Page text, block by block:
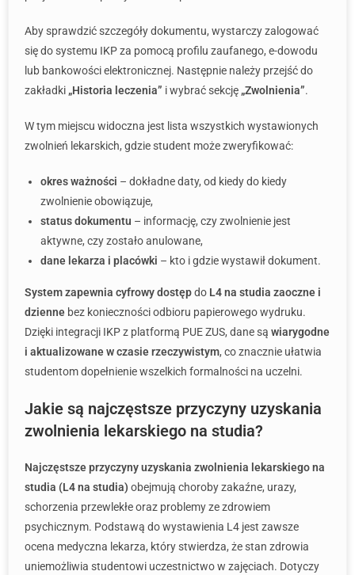
Aby sprawdzić szczegóły dokumentu, wystarczy zalogować
się do systemu IKP za pomocą profilu zaufanego, e-dowodu
lub bankowości elektronicznej. Następnie należy przejść do
zakładki „Historia leczenia” i wybrać sekcję „Zwolnienia”.
W tym miejscu widoczna jest lista wszystkich wystawionych
zwolnień lekarskich, gdzie student może zweryfikować:
okres ważności – dokładne daty, od kiedy do kiedy
zwolnienie obowiązuje,
status dokumentu – informację, czy zwolnienie jest
aktywne, czy zostało anulowane,
dane lekarza i placówki – kto i gdzie wystawił dokument.
System zapewnia cyfrowy dostępdo L4 na studia zaoczne i
dzienne bez konieczności odbioru papierowego wydruku.
Dzięki integracji IKP z platformą PUE ZUS, dane są wiarygodne
i aktualizowane w czasie rzeczywistym, co znacznie ułatwia
studentom dopełnienie wszelkich formalności na uczelni.
Jakie są najczęstsze przyczyny uzyskania
zwolnienia lekarskiego na studia?
Najczęstsze przyczyny uzyskania zwolnienia lekarskiego na
studia (L4 na studia) obejmują choroby zakaźne, urazy,
schorzenia przewlekłe oraz problemy ze zdrowiem
psychicznym. Podstawą do wystawienia L4 jest zawsze
ocena medyczna lekarza, który stwierdza, że stan zdrowia
uniemożliwia studentowi uczestnictwo w zajęciach. Dotyczy